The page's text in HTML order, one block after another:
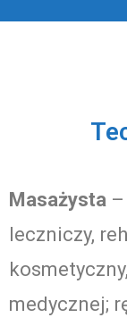
Masażysta
leczniczy,
medycznej;